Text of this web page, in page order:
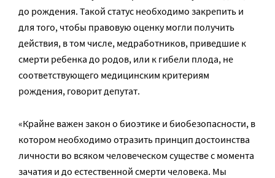
до рождения. Такой статус необходимо закрепить и
для того, чтобы правовую оценку могли получить
действия, в том числе, медработников, приведшие к
смерти ребенка до родов, или к гибели плода, не
соответствующего медицинским критериям
рождения, говорит депутат.
«Крайне важен закон о биоэтике и биобезопасности, в
котором необходимо отразить принцип достоинства
личности во всяком человеческом существе с момента
зачатия и до естественной смерти человека. Мы